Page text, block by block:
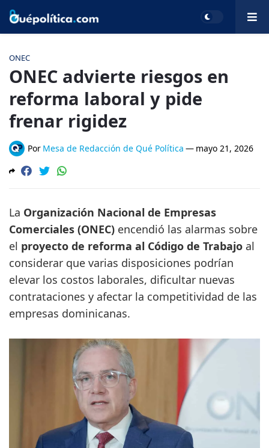
ONEC
ONEC advierte riesgos en
reforma laboral y pide
frenar rigidez
Por Mesa de Redacción de Qué Política — mayo 21, 2026
La Organización Nacional de Empresas
Comerciales (ONEC) encendió las alarmas sobre
el proyecto de reforma al Código de Trabajo al
considerar que varias disposiciones podrían
elevar los costos laborales, dificultar nuevas
contrataciones y afectar la competitividad de las
empresas dominicanas.